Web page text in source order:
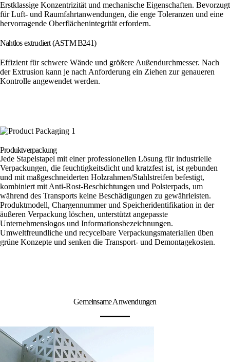
Erstklassige Konzentrizität und mechanische Eigenschaften. Bevorzugt
für Luft- und Raumfahrtanwendungen, die enge Toleranzen und eine
hervorragende Oberflächenintegrität erfordern.
Nahtlos extrudiert (ASTM B241)
Effizient für schwere Wände und größere Außendurchmesser. Nach
der Extrusion kann je nach Anforderung ein Ziehen zur genaueren
Kontrolle angewendet werden.
Produktverpackung
Jede Stapelstapel mit einer professionellen Lösung für industrielle
Verpackungen, die feuchtigkeitsdicht und kratzfest ist, ist gebunden
und mit maßgeschneiderten Holzrahmen/Stahlstreifen befestigt,
kombiniert mit Anti-Rost-Beschichtungen und Polsterpads, um
während des Transports keine Beschädigungen zu gewährleisten.
Produktmodell, Chargennummer und Speicheridentifikation in der
äußeren Verpackung löschen, unterstützt angepasste
Unternehmenslogos und Informationsbezeichnungen.
Umweltfreundliche und recycelbare Verpackungsmaterialien üben
grüne Konzepte und senken die Transport- und Demontagekosten.
Gemeinsame Anwendungen